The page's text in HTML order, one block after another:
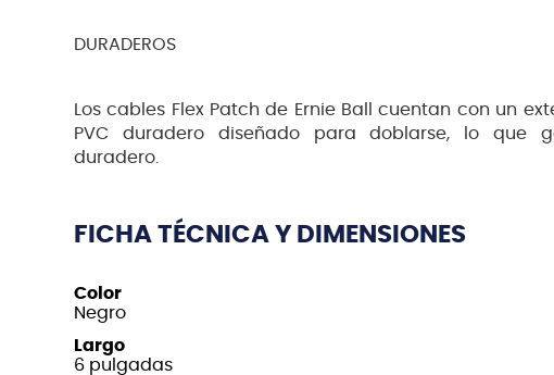
DURADEROS
Los cables Flex Patch de Ernie Ball cuentan con un
PVC duradero diseñado para doblarse, lo que
duradero.
FICHA TÉCNICA Y DIMENSIONES
Color
Negro
Largo
6 pulgadas